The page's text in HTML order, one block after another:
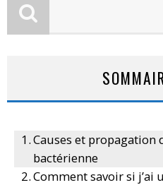
Causes et propagation
bactérienne
Comment savoir si j’ai